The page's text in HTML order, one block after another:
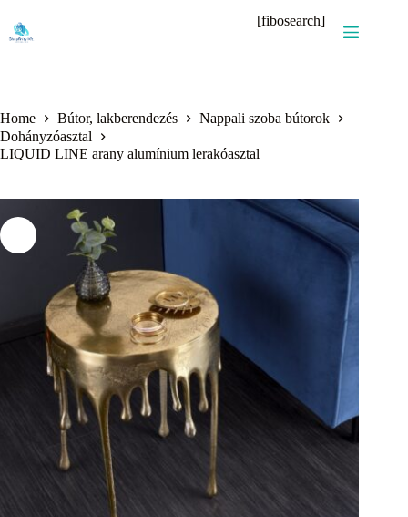
content
[fibosearch]
Home Bútor, lakberendezés
Nappali szoba bútorok
Dohányzóasztal
LIQUID LINE arany alumínium lerakóasztal